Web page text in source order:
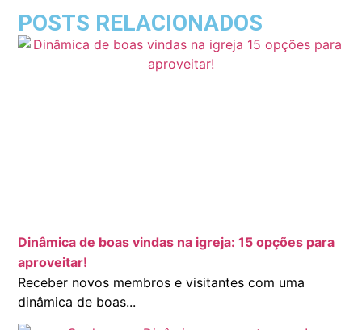
POSTS RELACIONADOS
Dinâmica de boas vindas na igreja: 15 opções para
aproveitar!
Receber novos membros e visitantes com uma
dinâmica de boas...